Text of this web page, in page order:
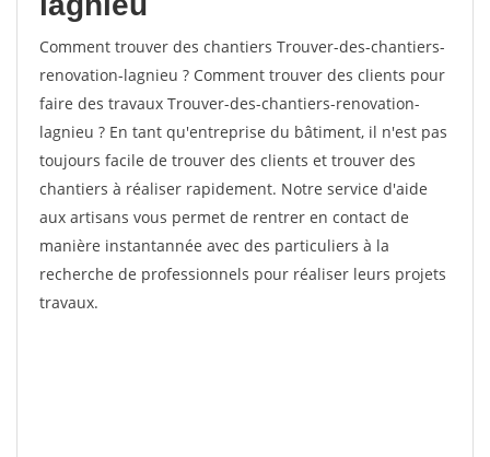
Comment trouver des chantiers Trouver-des-chantiers-
renovation-lagnieu ? Comment trouver des clients pour
faire des travaux Trouver-des-chantiers-renovation-
lagnieu ? En tant qu'entreprise du bâtiment, il n'est pas
toujours facile de trouver des clients et trouver des
chantiers à réaliser rapidement. Notre service d'aide
aux artisans vous permet de rentrer en contact de
manière instantannée avec des particuliers à la
recherche de professionnels pour réaliser leurs projets
travaux.